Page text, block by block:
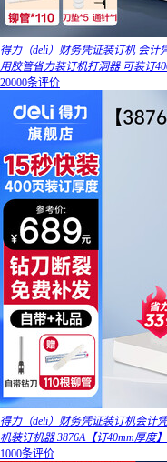
得力（deli）财务凭证装订机 会计
用胶管省力装订机打洞器 可装订
20000条评价
得力（deli）财务凭证装订机会计
机装订机器 3876A【订40mm厚度
1000条评价